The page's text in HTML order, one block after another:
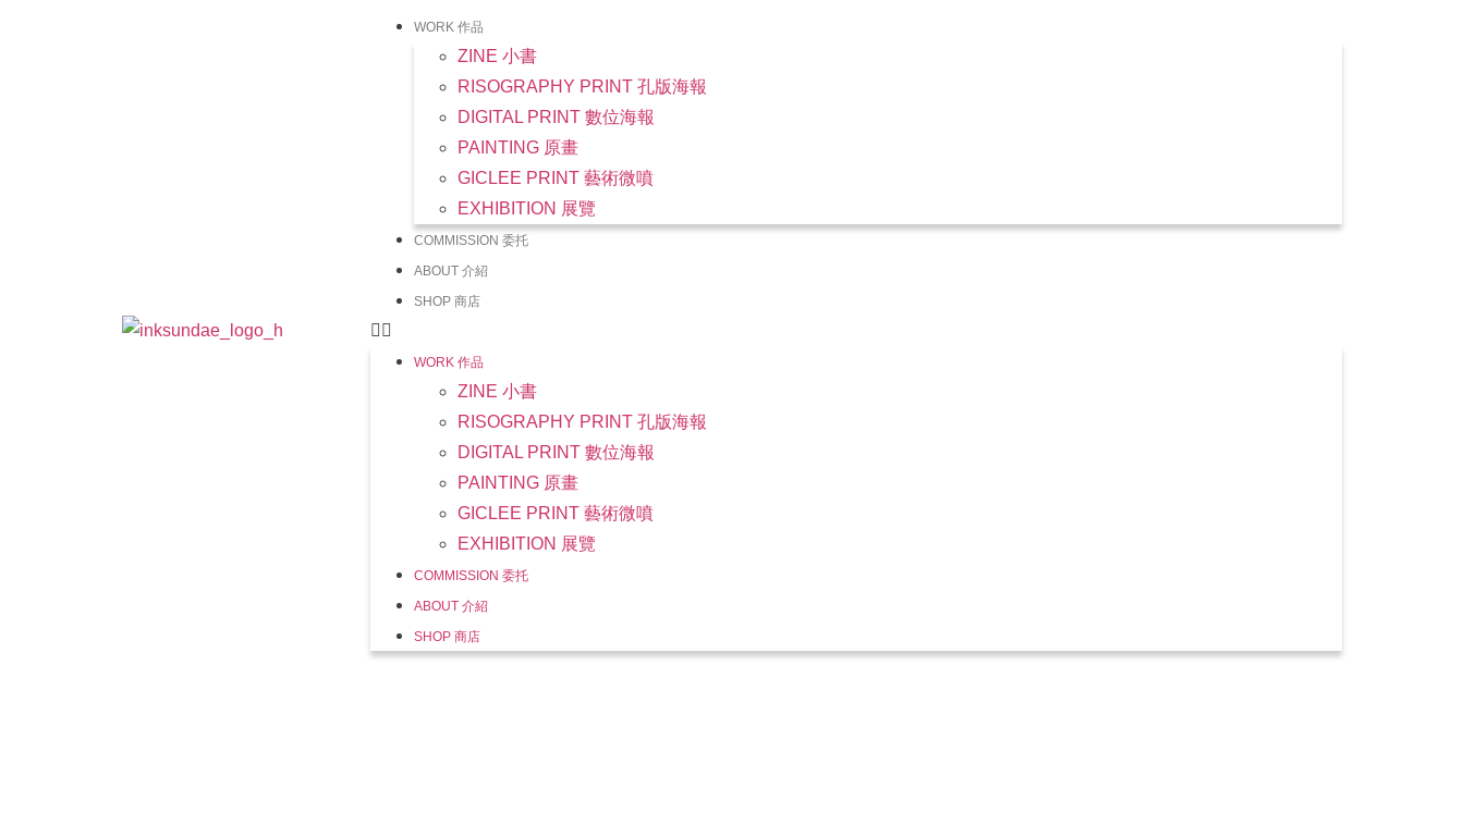
WORK 作品
ZINE 小書
RISOGRAPHY PRINT 孔版海報
DIGITAL PRINT 數位海報
PAINTING 原畫
GICLEE PRINT 藝術微噴
EXHIBITION 展覽
COMMISSION 委托
ABOUT 介紹
SHOP 商店
WORK 作品
ZINE 小書
RISOGRAPHY PRINT 孔版海報
DIGITAL PRINT 數位海報
PAINTING 原畫
GICLEE PRINT 藝術微噴
EXHIBITION 展覽
COMMISSION 委托
ABOUT 介紹
SHOP 商店